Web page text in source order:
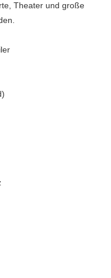
Theater und große